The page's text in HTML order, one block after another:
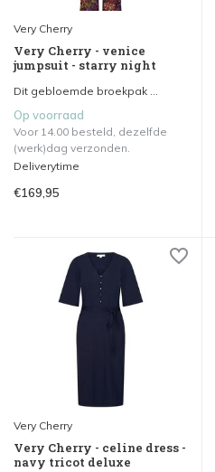
Very Cherry
Very Cherry - venice
jumpsuit - starry night
Dit gebloemde broekpak ...
Op voorraad
Voor 14.00 besteld, dezelfde
(werk)dag verzonden.
Deliverytime
€169,95
Very Cherry
Very Cherry - celine dress -
navy tricot deluxe